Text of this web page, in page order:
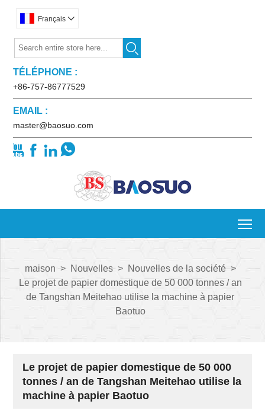
Français 

TÉLÉPHONE :
+86-757-86777529
EMAIL :
master@baosuo.com
   
maison > Nouvelles > Nouvelles de la société >
Le projet de papier domestique de 50 000 tonnes / an
de Tangshan Meitehao utilise la machine à papier
Baotuo
Le projet de papier domestique de 50 000
tonnes / an de Tangshan Meitehao utilise la
machine à papier Baotuo